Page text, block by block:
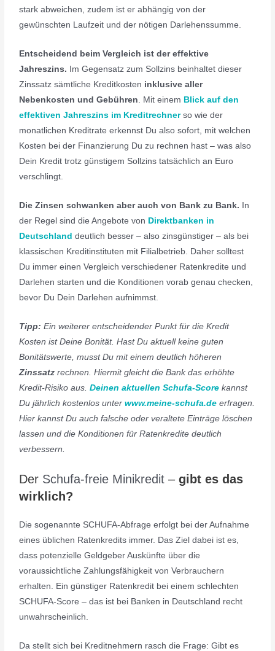
stark abweichen, zudem ist er abhängig von der
gewünschten Laufzeit und der nötigen Darlehenssumme.
Entscheidend beim Vergleich ist der effektive
Jahreszins. Im Gegensatz zum Sollzins beinhaltet dieser
Zinssatz sämtliche Kreditkosten inklusive aller
Nebenkosten und Gebühren. Mit einem Blick auf den
effektiven Jahreszins im Kreditrechnerso wie der
monatlichen Kreditrate erkennst Du also sofort, mit welchen
Kosten bei der Finanzierung Du zu rechnen hast – was also
Dein Kredit trotz günstigem Sollzins tatsächlich an Euro
verschlingt.
Die Zinsen schwanken aber auch von Bank zu Bank. In
der Regel sind die Angebote von Direktbanken in
Deutschland deutlich besser – also zinsgünstiger – als bei
klassischen Kreditinstituten mit Filialbetrieb. Daher solltest
Du immer einen Vergleich verschiedener Ratenkredite und
Darlehen starten und die Konditionen vorab genau checken,
bevor Du Dein Darlehen aufnimmst.
Tipp: Ein weiterer entscheidender Punkt für die Kredit
Kosten ist Deine Bonität. Hast Du aktuell keine guten
Bonitätswerte, musst Du mit einem deutlich höheren
Zinssatz rechnen. Hiermit gleicht die Bank das erhöhte
Kredit-Risiko aus.Deinen aktuellen Schufa-Score kannst
Du jährlich kostenlos unterwww.meine-schufa.de erfragen.
Hier kannst Du auch falsche oder veraltete Einträge löschen
lassen und die Konditionen für Ratenkredite deutlich
verbessern.
Der Schufa-freie Minikredit –gibt es das
wirklich?
Die sogenannte SCHUFA-Abfrage erfolgt bei der Aufnahme
eines üblichen Ratenkredits immer. Das Ziel dabei ist es,
dass potenzielle Geldgeber Auskünfte über die
voraussichtliche Zahlungsfähigkeit von Verbrauchern
erhalten. Ein günstiger Ratenkredit bei einem schlechten
SCHUFA-Score – das ist bei Banken in Deutschland recht
unwahrscheinlich.
Da stellt sich bei Kreditnehmern rasch die Frage: Gibt es